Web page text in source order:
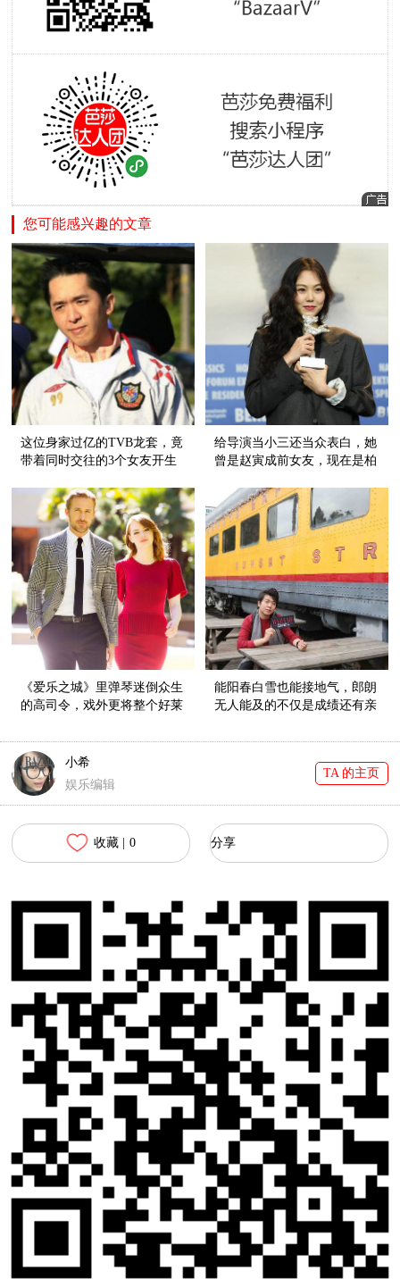
您可能感兴趣的文章
这位身家过亿的TVB龙套，竟
带着同时交往的3个女友开生
给导演当小三还当众表白，她
曾是赵寅成前女友，现在是柏
《爱乐之城》里弹琴迷倒众生
的高司令，戏外更将整个好莱
能阳春白雪也能接地气，郎朗
无人能及的不仅是成绩还有亲
小希
娱乐编辑
TA 的主页
收藏 | 0 分享